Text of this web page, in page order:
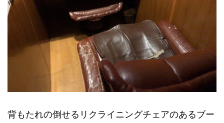
背もたれの倒せるリクライニングチェアのあるブー